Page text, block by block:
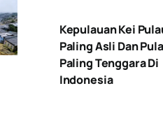
Kepulauan Kei
Paling Asli Dan
Paling Tenggara Di
Indonesia